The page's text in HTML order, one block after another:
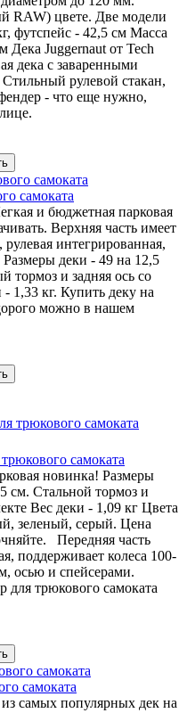
RAW) цвете. Две модели
футспейс - 42,5 см Масса
Дека Juggernaut от Tech
дека с заваренными
рулевой стакан,
- что еще нужно,
самоката
и бюджетная парковая
Верхняя часть имеет
рулевая интегрированная,
деки - 49 на 12,5
тормоз и задняя ось со
1,33 кг. Купить деку на
можно в нашем
самоката
новинка! Размеры
см. Стальной тормоз и
Вес деки - 1,09 кг Цвета
зеленый, серый. Цена
Передняя часть
поддерживает колеса 100-
осью и спейсерами.
для трюкового самоката
самоката
самых популярных дек на